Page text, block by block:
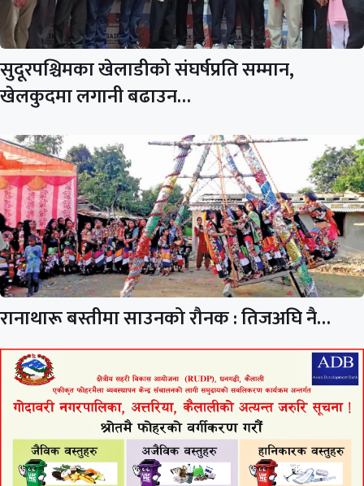
सुदूरपश्चिमका खेलाडीको संघर्षप्रति सम्मान,
खेलकुदमा लगानी बढाउन…
रानाथारू बस्तीमा साउनको रौनक : तिजअघि नै…